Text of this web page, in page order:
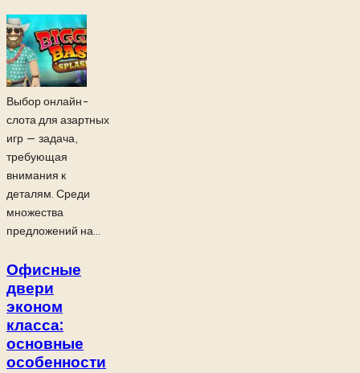
Выбор онлайн-
слота для азартных
игр — задача,
требующая
внимания к
деталям. Среди
множества
предложений на...
Офисные
двери
эконом
класса:
основные
особенности